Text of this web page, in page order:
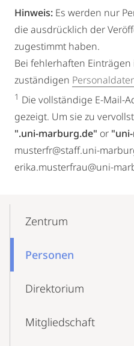
Hinweis: Es werden nur
die ausdrücklich der
zugestimmt haben.
Bei fehlerhaften
zuständigen
1 Die vollständige E-Mail-
gezeigt. Um sie zu
".uni-marburg.de" or
musterfr@staff.uni-
erika.musterfrau@uni-
NavigationZentrum
Personen
Direktorium
Mitgliedschaft